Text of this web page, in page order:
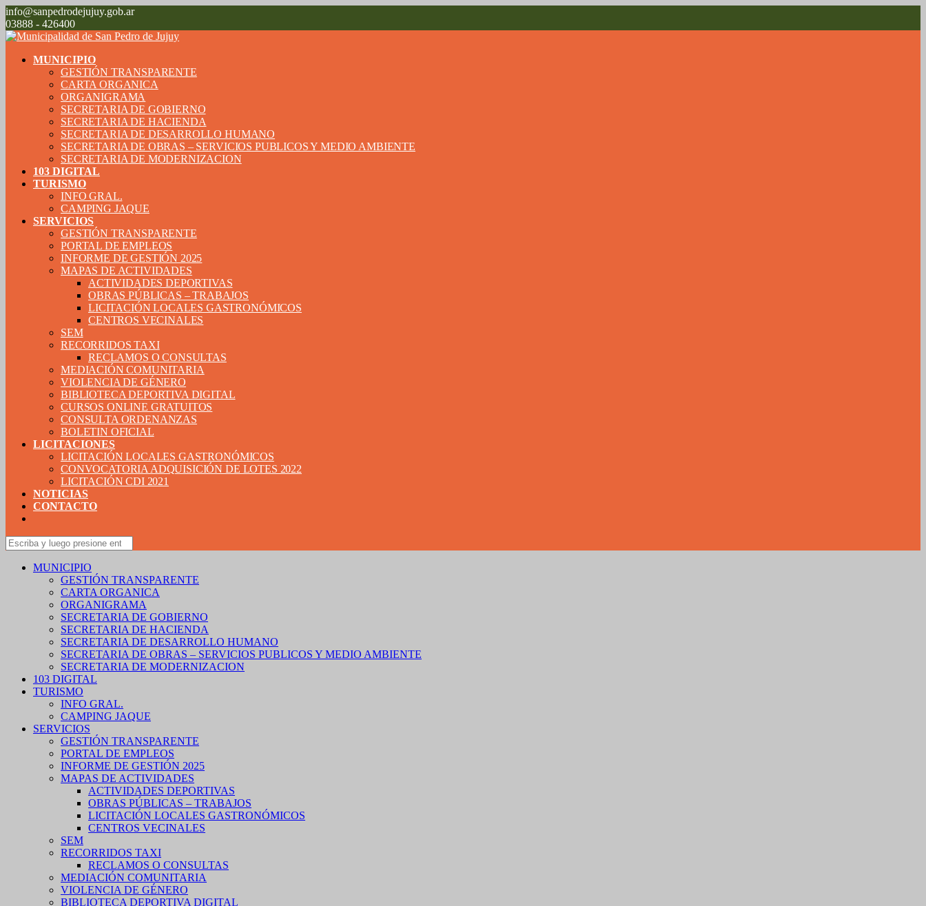
info@sanpedrodejujuy.gob.ar
03888 - 426400
MUNICIPIO
GESTIÓN TRANSPARENTE
CARTA ORGANICA
ORGANIGRAMA
SECRETARIA DE GOBIERNO
SECRETARIA DE HACIENDA
SECRETARIA DE DESARROLLO HUMANO
SECRETARIA DE OBRAS – SERVICIOS PUBLICOS Y MEDIO AMBIENTE
SECRETARIA DE MODERNIZACION
103 DIGITAL
TURISMO
INFO GRAL.
CAMPING JAQUE
SERVICIOS
GESTIÓN TRANSPARENTE
PORTAL DE EMPLEOS
INFORME DE GESTIÓN 2025
MAPAS DE ACTIVIDADES
ACTIVIDADES DEPORTIVAS
OBRAS PÚBLICAS – TRABAJOS
LICITACIÓN LOCALES GASTRONÓMICOS
CENTROS VECINALES
SEM
RECORRIDOS TAXI
RECLAMOS O CONSULTAS
MEDIACIÓN COMUNITARIA
VIOLENCIA DE GÉNERO
BIBLIOTECA DEPORTIVA DIGITAL
CURSOS ONLINE GRATUITOS
CONSULTA ORDENANZAS
BOLETIN OFICIAL
LICITACIONES
LICITACIÓN LOCALES GASTRONÓMICOS
CONVOCATORIA ADQUISICIÓN DE LOTES 2022
LICITACIÓN CDI 2021
NOTICIAS
CONTACTO
MUNICIPIO
GESTIÓN TRANSPARENTE
CARTA ORGANICA
ORGANIGRAMA
SECRETARIA DE GOBIERNO
SECRETARIA DE HACIENDA
SECRETARIA DE DESARROLLO HUMANO
SECRETARIA DE OBRAS – SERVICIOS PUBLICOS Y MEDIO AMBIENTE
SECRETARIA DE MODERNIZACION
103 DIGITAL
TURISMO
INFO GRAL.
CAMPING JAQUE
SERVICIOS
GESTIÓN TRANSPARENTE
PORTAL DE EMPLEOS
INFORME DE GESTIÓN 2025
MAPAS DE ACTIVIDADES
ACTIVIDADES DEPORTIVAS
OBRAS PÚBLICAS – TRABAJOS
LICITACIÓN LOCALES GASTRONÓMICOS
CENTROS VECINALES
SEM
RECORRIDOS TAXI
RECLAMOS O CONSULTAS
MEDIACIÓN COMUNITARIA
VIOLENCIA DE GÉNERO
BIBLIOTECA DEPORTIVA DIGITAL